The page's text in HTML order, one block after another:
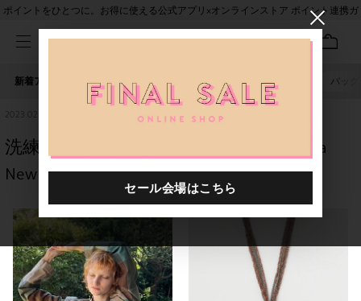
ポイントをひとつに。お得に使える公式アプリ×オンラインストア ポイント連携ガ
新着アイテム 人気ワード セール 40th限定 バッグ
2023.02.14
洗練と、可愛いあの子の存在感🐇🎀ohta
New Collection🍇